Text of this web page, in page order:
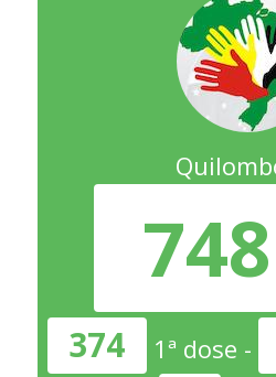
748
374 1ª dose -